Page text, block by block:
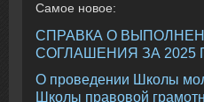
Самое новое:
СПРАВКА О
СОГЛАШЕНИЯ ЗА 2025
О проведении Школы
Школы правовой